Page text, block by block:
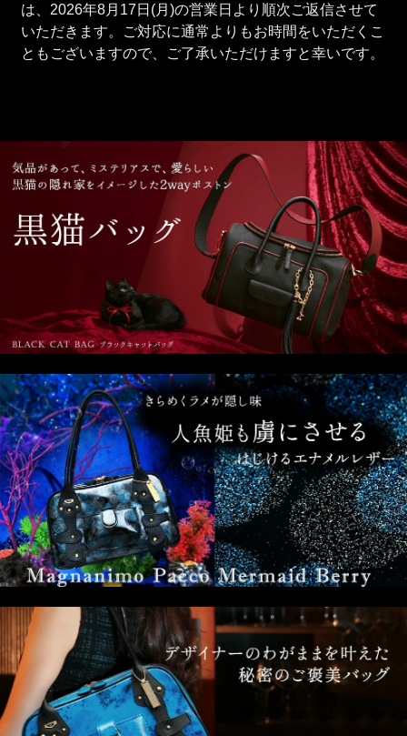
は、2026年8月17日(月)の営業日より順次ご返信させて
いただきます。ご対応に通常よりもお時間をいただくこ
ともございますので、ご了承いただけますと幸いです。